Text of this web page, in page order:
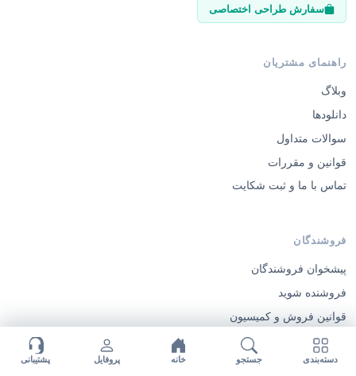
سفارش طراحی اختصاصی
راهنمای مشتریان
وبلاگ
دانلودها
سوالات متداول
قوانین و مقررات
تماس با ما و ثبت شکایت
فروشندگان
پیشخوان فروشندگان
فروشنده شوید
قوانین فروش و کمیسیون
ثبت‌نام فروشنده
دسته‌بندی جستجو خانه پروفایل پشتیبانی